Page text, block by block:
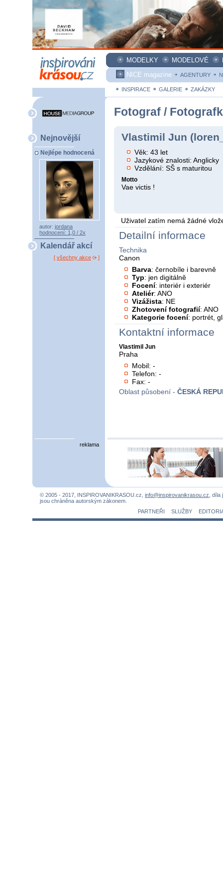
MODELKY MODELOVÉ
NICE magazine
AGENTURY
INSPIRACE GALERIE ZAKÁZKY
Nejnovější
Nejlépe hodnocená
autor: jordana
hodnocení: 1,0 / 2x
Kalendář akcí
[ všechny akce ]
Fotograf /
Vlastimil Jun
Věk: 43 let
Jazykové znalosti: Anglicky
Vzdělání: SŠ s maturitou
Motto
Vae victis !
Uživatel zatím nemá žádné
Detailní informace
Technika
Canon
Barva: černobíle i barevně
Typ: jen digitálně
Focení: interiér i exteriér
Ateliér: ANO
Vizážista: NE
Zhotovení fotografií: ANO
Kategorie focení: portrét,
Kontaktní informace
Vlastimil Jun
Praha
Mobil: -
Telefon: -
Fax: -
Oblast působení - ČESKÁ
reklama
© 2005 - 2017, INSPIROVANIKRASOU.cz, info@inspirovanikrasou.cz ,
jsou chráněna autorským zákonem.
PARTNEŘI
SLUŽBY